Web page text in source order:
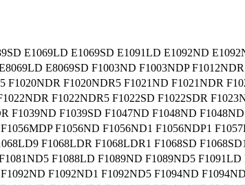
E1069LD E1069SD E1091LD E1092ND
E8069SD F1003ND F1003NDP
F1020NDR F1020NDR5 F1021ND F1021NDR
F1022NDR5 F1022SD F1022SDR
F1039ND F1039SD F1047ND F1048ND
F1056ND F1056ND1 F1056NDP1
F1068LDR F1068LDR1 F1068SD
F1088LD F1089ND F1089ND5
F1092ND1 F1092ND5 F1094ND